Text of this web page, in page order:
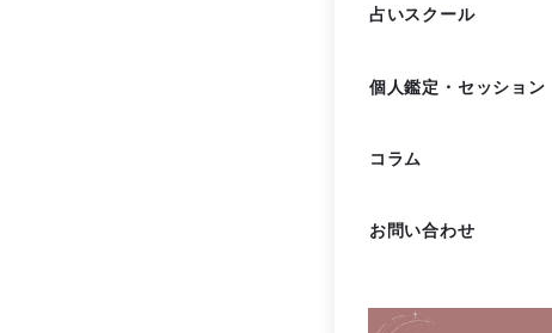
占いスクール
個人鑑定・セッション
コラム
お問い合わせ